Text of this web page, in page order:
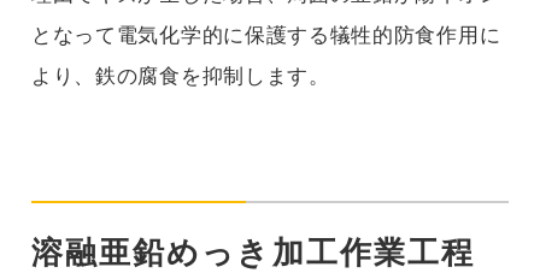
となって電気化学的に保護する犠牲的防食作用に
より、鉄の腐食を抑制します。
溶融亜鉛めっき加工作業工程